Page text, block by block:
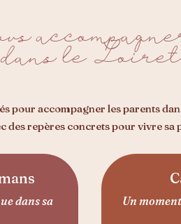
le Loiret
pour accompagner les parents
repères concrets pour vivre sa
dans sa
Un